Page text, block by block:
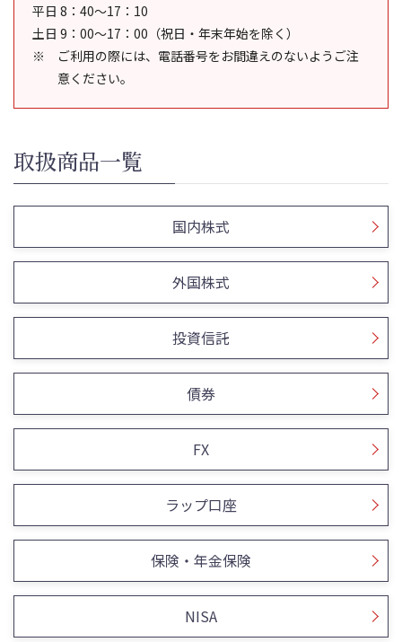
平日 8：40～17：10
土日 9：00～17：00（祝日・年末年始を除く）
ご利用の際には、電話番号をお間違えのないようご注
意ください。
取扱商品一覧
国内株式
外国株式
投資信託
債券
FX
ラップ口座
保険・年金保険
NISA